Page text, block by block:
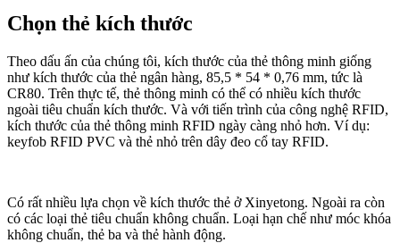
Chọn thẻ kích thước
Theo dấu ấn của chúng tôi, kích thước của thẻ thông minh giống
như kích thước của thẻ ngân hàng, 85,5 * 54 * 0,76 mm, tức là
CR80. Trên thực tế, thẻ thông minh có thể có nhiều kích thước
ngoài tiêu chuẩn kích thước. Và với tiến trình của công nghệ RFID,
kích thước của thẻ thông minh RFID ngày càng nhỏ hơn. Ví dụ:
keyfob RFID PVC và thẻ nhỏ trên dây đeo cổ tay RFID.
Có rất nhiều lựa chọn về kích thước thẻ ở Xinyetong. Ngoài ra còn
có các loại thẻ tiêu chuẩn không chuẩn. Loại hạn chế như móc khóa
không chuẩn, thẻ ba và thẻ hành động.